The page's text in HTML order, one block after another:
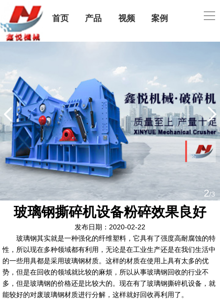
首页 产品 视频 案例
导
公司简介
售后服务
联系我们
2/3
玻璃钢撕碎机设备粉碎效果良好
发布日期：2020-02-22
玻璃钢其实就是一种强化的纤维塑料，它具有了强度高耐腐蚀的特
性，所以现在多种领域都有利用，无论是在工业生产还是在我们生活中
的一些用具都是采用玻璃钢材质。这样的材质在使用上具有太多的优
势，但是在回收的领域就比较的麻烦，所以从事玻璃钢回收的行业不
多，但是玻璃钢的价格还是比较大的。现在有了玻璃钢撕碎机设备，就
能较好的对废玻璃钢材质进行分解，这样就好回收再利用了。